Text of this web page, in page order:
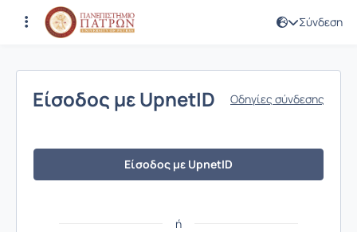
Σύνδεση
Σύνδεση
Είσοδος με UpnetID Οδηγίες σύνδεσης
Είσοδος με UpnetID
ή